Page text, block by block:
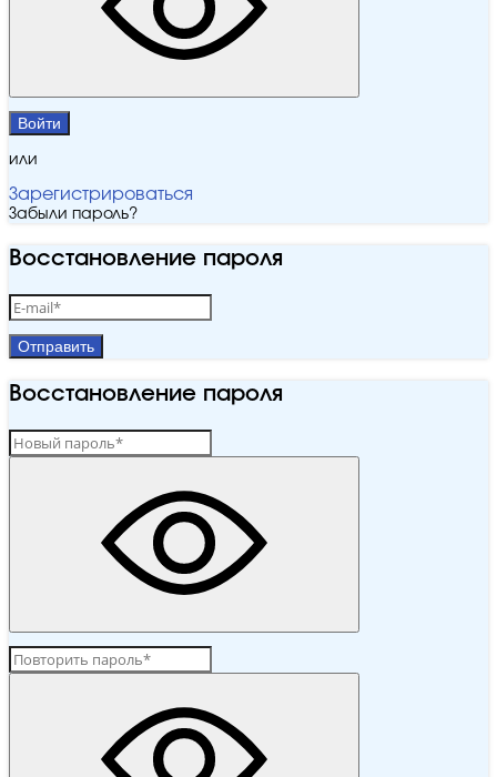
Войти
или
Зарегистрироваться
Забыли пароль?
Восстановление пароля
Отправить
Восстановление пароля